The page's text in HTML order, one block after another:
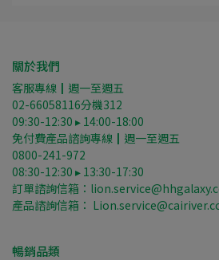
關於我們
客服專線┃週一至週五
02-66058116分機312
09:30-12:30 ▸ 14:00-18:00
免付費產品諮詢專線┃週一至週五
0800-241-972
08:30-12:30 ▸ 13:30-17:30
訂單諮詢信箱：
產品諮詢信箱：
暢銷品類